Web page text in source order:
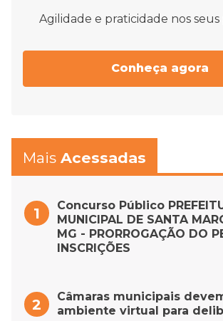
Agilidade e praticidade nos seus
Conheça agora
Mais Acessadas
Concurso Público
MUNICIPAL DE SANTA
MG - PRORROGAÇÃO DO
INSCRIÇÕES
Câmaras municipais
ambiente virtual para